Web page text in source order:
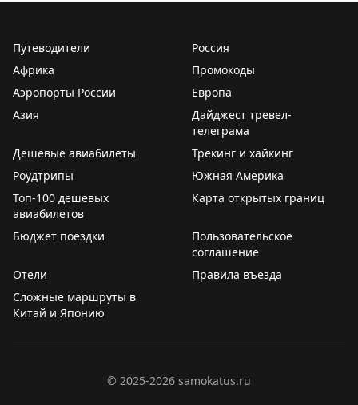
Путеводители
Россия
Африка
Промокоды
Аэропорты России
Европа
Азия
Дайджест тревел-
телеграма
Дешевые авиабилеты
Трекинг и хайкинг
Роудтрипы
Южная Америка
Топ-100 дешевых
авиабилетов
Карта открытых границ
Бюджет поездки
Пользовательское
соглашение
Отели
Правила въезда
Сложные маршруты в
Китай и Японию
© 2025-2026 samokatus.ru